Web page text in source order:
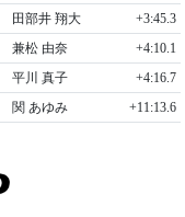
田部井 翔大
+3:45.3
兼松 由奈
+4:10.1
平川 真子
+4:16.7
関 あゆみ +11:13.6